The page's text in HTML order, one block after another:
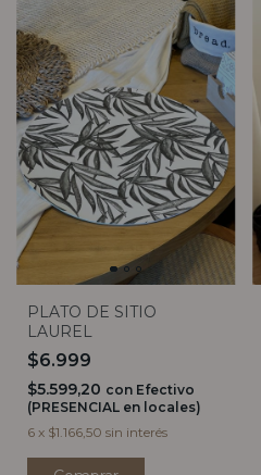
PLATO DE SITIO
LAUREL
$6.999
$5.599,20 con Efectivo
(PRESENCIAL en locales)
6 x $1.166,50 sin interés